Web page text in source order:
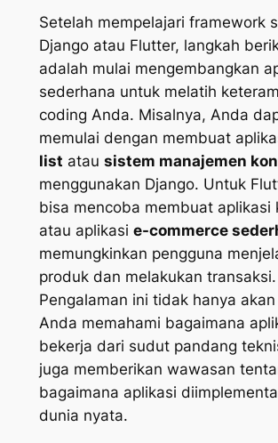
Setelah mempelajari framework
Django atau Flutter, langkah
adalah mulai mengembangkan
sederhana untuk melatih
coding Anda. Misalnya, Anda
memulai dengan membuat
list atau sistem manajemen
menggunakan Django. Untuk
bisa mencoba membuat aplikasi
atau aplikasi e-commerce
memungkinkan pengguna
produk dan melakukan transaksi.
Pengalaman ini tidak hanya
Anda memahami bagaimana
bekerja dari sudut pandang
juga memberikan wawasan
bagaimana aplikasi
dunia nyata.